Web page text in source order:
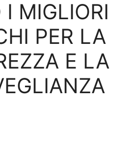
I MIGLIORI
PER LA
E LA